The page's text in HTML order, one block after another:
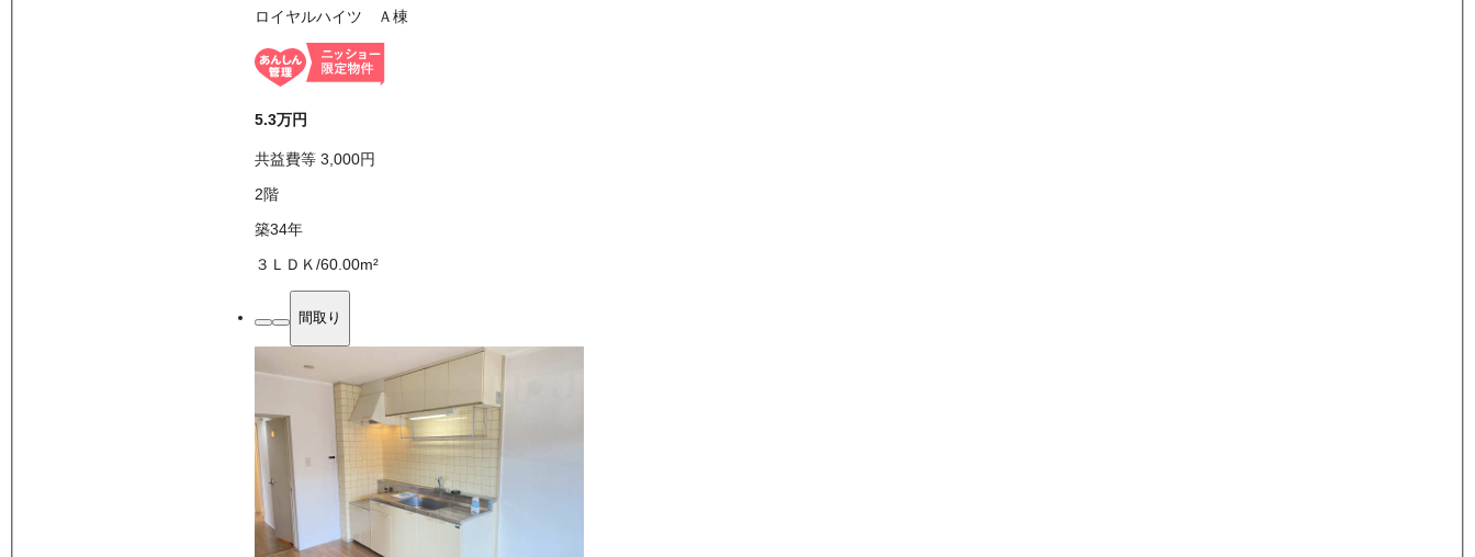
ロイヤルハイツ Ａ棟
5.3万円
共益費等 3,000円
2階
築34年
３ＬＤＫ /60.00m²
間取り